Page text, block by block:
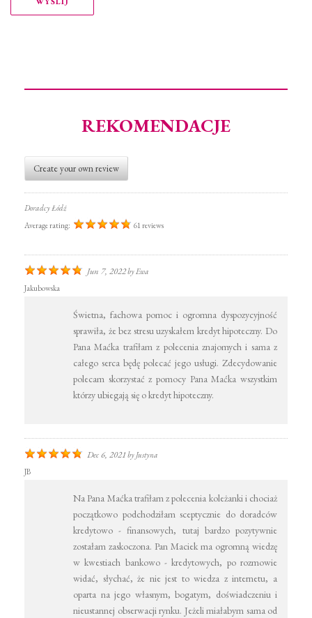
REKOMENDACJE
Create your own review
Doradcy Łódź
Average rating:
61 reviews
Jun 7, 2022byEwa
Jakubowska
Świetna, fachowa pomoc i ogromna dyspozycyjność
sprawiła, że bez stresu uzyskałem kredyt hipoteczny. Do
Pana Maćka trafiłam z polecenia znajomych i sama z
całego serca będę polecać jego usługi. Zdecydowanie
polecam skorzystać z pomocy Pana Maćka wszystkim
którzy ubiegają się o kredyt hipoteczny.
Dec 6, 2021byJustyna
JB
Na Pana Maćka trafiłam z polecenia koleżanki i chociaż
początkowo podchodziłam sceptycznie do doradców
kredytowo - finansowych, tutaj bardzo pozytywnie
zostałam zaskoczona. Pan Maciek ma ogromną wiedzę
w kwestiach bankowo - kredytowych, po rozmowie
widać, słychać, że nie jest to wiedza z internetu, a
oparta na jego własnym, bogatym, doświadczeniu i
nieustannej obserwacji rynku. Jeżeli miałabym sama od